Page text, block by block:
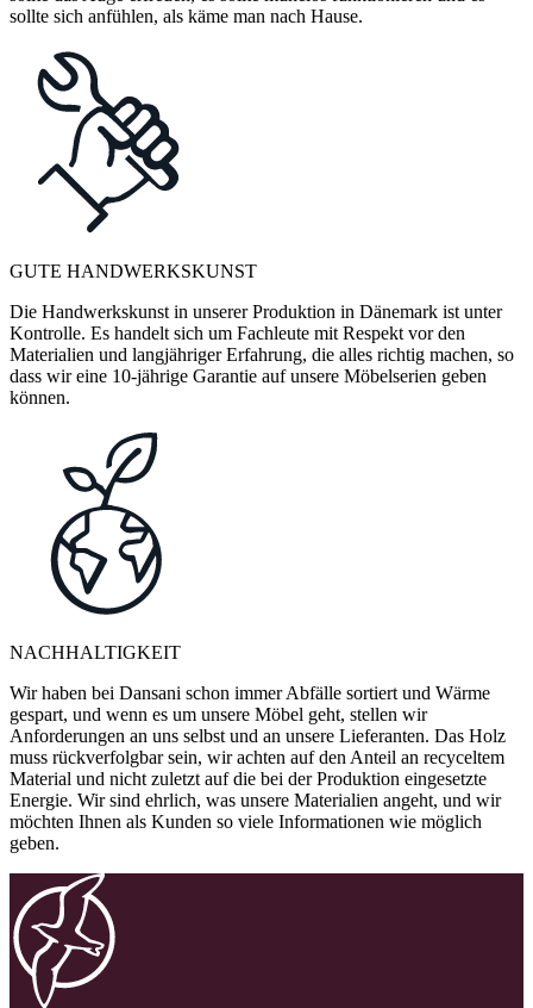
sollte sich anfühlen, als käme man nach Hause.
GUTE HANDWERKSKUNST
Die Handwerkskunst in unserer Produktion in Dänemark ist unter
Kontrolle. Es handelt sich um Fachleute mit Respekt vor den
Materialien und langjähriger Erfahrung, die alles richtig machen, so
dass wir eine 10-jährige Garantie auf unsere Möbelserien geben
können.
NACHHALTIGKEIT
Wir haben bei Dansani schon immer Abfälle sortiert und Wärme
gespart, und wenn es um unsere Möbel geht, stellen wir
Anforderungen an uns selbst und an unsere Lieferanten. Das Holz
muss rückverfolgbar sein, wir achten auf den Anteil an recyceltem
Material und nicht zuletzt auf die bei der Produktion eingesetzte
Energie. Wir sind ehrlich, was unsere Materialien angeht, und wir
möchten Ihnen als Kunden so viele Informationen wie möglich
geben.